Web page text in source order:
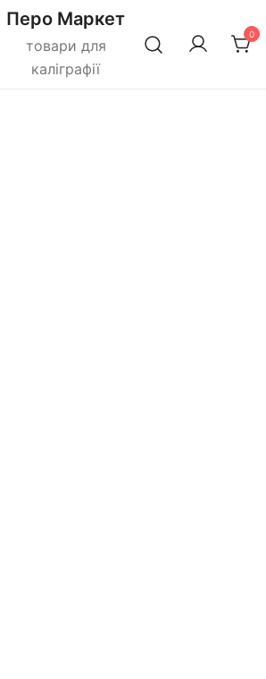
Перо Маркет
товари для
каліграфії
0